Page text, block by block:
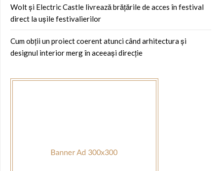
Wolt și Electric Castle livrează brățările de acces în festival
direct la ușile festivalierilor
Cum obții un proiect coerent atunci când arhitectura și
designul interior merg în aceeași direcție